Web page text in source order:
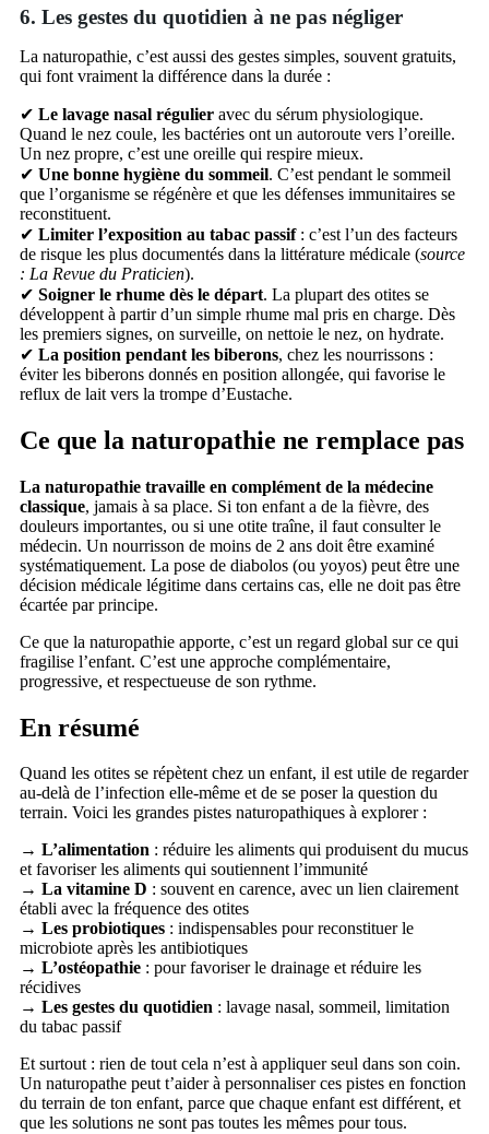
6. Les gestes du quotidien à ne pas négliger
La naturopathie, c’est aussi des gestes simples, souvent gratuits,
qui font vraiment la différence dans la durée :
✔ Le lavage nasal régulier avec du sérum physiologique.
Quand le nez coule, les bactéries ont un autoroute vers l’oreille.
Un nez propre, c’est une oreille qui respire mieux.
✔ Une bonne hygiène du sommeil. C’est pendant le sommeil
que l’organisme se régénère et que les défenses immunitaires se
reconstituent.
✔ Limiter l’exposition au tabac passif: c’est l’un des facteurs
de risque les plus documentés dans la littérature médicale (source
: La Revue du Praticien).
✔ Soigner le rhume dès le départ. La plupart des otites se
développent à partir d’un simple rhume mal pris en charge. Dès
les premiers signes, on surveille, on nettoie le nez, on hydrate.
✔ La position pendant les biberons, chez les nourrissons :
éviter les biberons donnés en position allongée, qui favorise le
reflux de lait vers la trompe d’Eustache.
Ce que la naturopathie ne remplace pas
La naturopathie travaille en complément de la médecine
classique, jamais à sa place. Si ton enfant a de la fièvre, des
douleurs importantes, ou si une otite traîne, il faut consulter le
médecin. Un nourrisson de moins de 2 ans doit être examiné
systématiquement. La pose de diabolos (ou yoyos) peut être une
décision médicale légitime dans certains cas, elle ne doit pas être
écartée par principe.
Ce que la naturopathie apporte, c’est un regard global sur ce qui
fragilise l’enfant. C’est une approche complémentaire,
progressive, et respectueuse de son rythme.
En résumé
Quand les otites se répètent chez un enfant, il est utile de regarder
au-delà de l’infection elle-même et de se poser la question du
terrain. Voici les grandes pistes naturopathiques à explorer :
→ L’alimentation : réduire les aliments qui produisent du mucus
et favoriser les aliments qui soutiennent l’immunité
→ La vitamine D : souvent en carence, avec un lien clairement
établi avec la fréquence des otites
→ Les probiotiques : indispensables pour reconstituer le
microbiote après les antibiotiques
→ L’ostéopathie : pour favoriser le drainage et réduire les
récidives
→ Les gestes du quotidien : lavage nasal, sommeil, limitation
du tabac passif
Et surtout : rien de tout cela n’est à appliquer seul dans son coin.
Un naturopathe peut t’aider à personnaliser ces pistes en fonction
du terrain de ton enfant, parce que chaque enfant est différent, et
que les solutions ne sont pas toutes les mêmes pour tous.